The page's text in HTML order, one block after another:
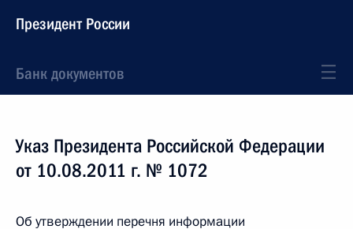
Президент России
Банк документов
Указ Президента Российской Федерации
от 10.08.2011 г. № 1072
Об утверждении перечня информации